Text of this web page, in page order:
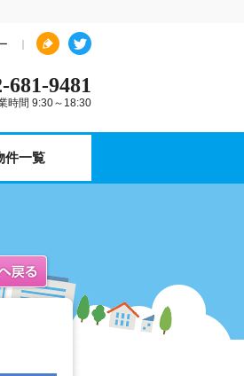
681-9481
時間 9:30～18:30
件一覧